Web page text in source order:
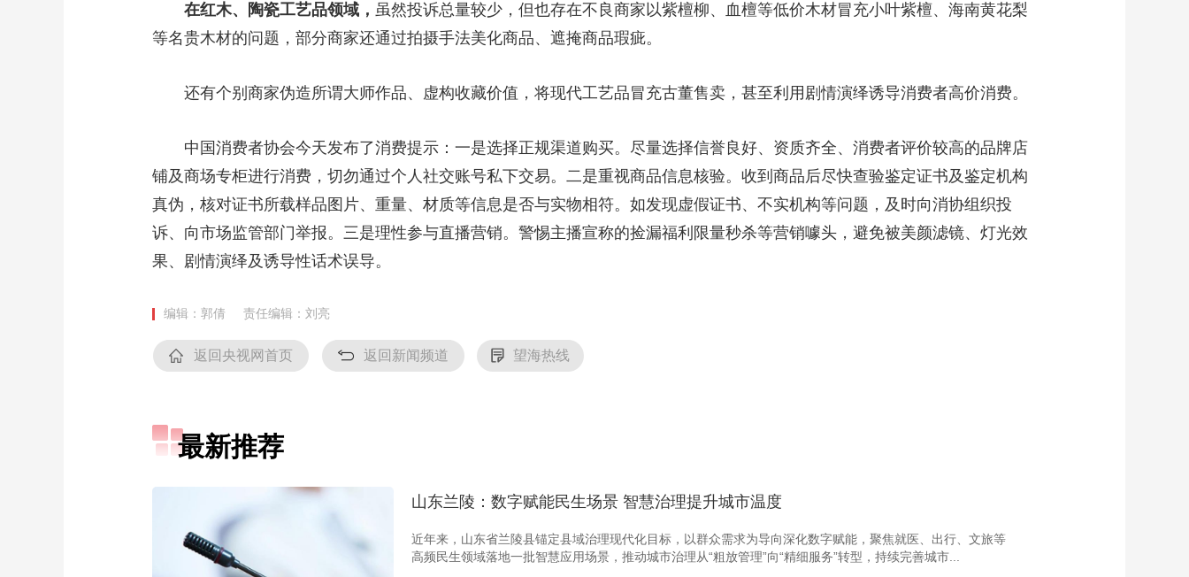
在红木、陶瓷工艺品领域， 虽然投诉总量较少，但也存在不良商家以紫檀柳、血檀等低价木材冒充小叶紫檀、海南黄花梨
等名贵木材的问题，部分商家还通过拍摄手法美化商品、遮掩商品瑕疵。
还有个别商家伪造所谓大师作品、虚构收藏价值，将现代工艺品冒充古董售卖，甚至利用剧情演绎诱导消费者高价消费。
中国消费者协会今天发布了消费提示：一是选择正规渠道购买。尽量选择信誉良好、资质齐全、消费者评价较高的品牌店
铺及商场专柜进行消费，切勿通过个人社交账号私下交易。二是重视商品信息核验。收到商品后尽快查验鉴定证书及鉴定机构
真伪，核对证书所载样品图片、重量、材质等信息是否与实物相符。如发现虚假证书、不实机构等问题，及时向消协组织投
诉、向市场监管部门举报。三是理性参与直播营销。警惕主播宣称的捡漏福利限量秒杀等营销噱头，避免被美颜滤镜、灯光效
果、剧情演绎及诱导性话术误导。
编辑：郭倩 责任编辑：刘亮
返回央视网首页 返回新闻频道 望海热线
最新推荐
山东兰陵：数字赋能民生场景 智慧治理提升城市温度
近年来，山东省兰陵县锚定县域治理现代化目标，以群众需求为导向深化数字赋能，聚焦就医、出行、文旅等
高频民生领域落地一批智慧应用场景，推动城市治理从“粗放管理”向“精细服务”转型，持续完善城市...